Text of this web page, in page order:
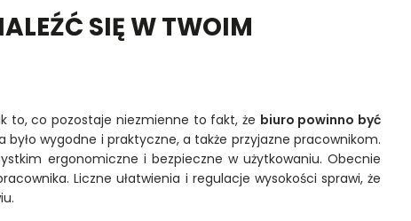
SIĘ W TWOIM
to, co pozostaje niezmienne to fakt, że biuro powinno być
wygodne i praktyczne, a także przyjazne pracownikom.
ergonomiczne i bezpieczne w użytkowaniu. Obecnie
Liczne ułatwienia i regulacje wysokości sprawi, że